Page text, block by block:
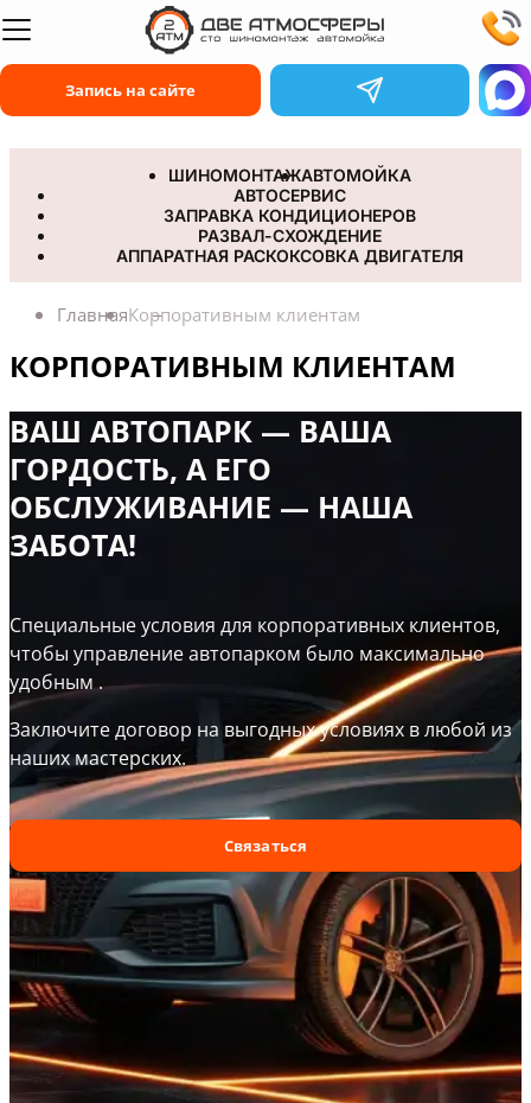
Запись на сайте
ШИНОМОНТАЖАВТОМОЙКА
АВТОСЕРВИС
ЗАПРАВКА КОНДИЦИОНЕРОВ
АППАРАТНАЯ РАСКОКСОВКА ДВИГАТЕЛЯ
РАЗВАЛ-СХОЖДЕНИЕ
Корпоративным клиентам 2АТМ
ГлавнаяКорпоративным клиентам
КОРПОРАТИВНЫМ КЛИЕНТАМ
Корпоративным
ВАШ АВТОПАРК — ВАША
ГОРДОСТЬ, А ЕГО
ОБСЛУЖИВАНИЕ — НАША
ЗАБОТА!
Cпециальные условия для корпоративных клиентов,
чтобы управление автопарком было максимально
удобным .
Заключите договор на выгодных условиях в любой из
наших мастерских.
Связаться